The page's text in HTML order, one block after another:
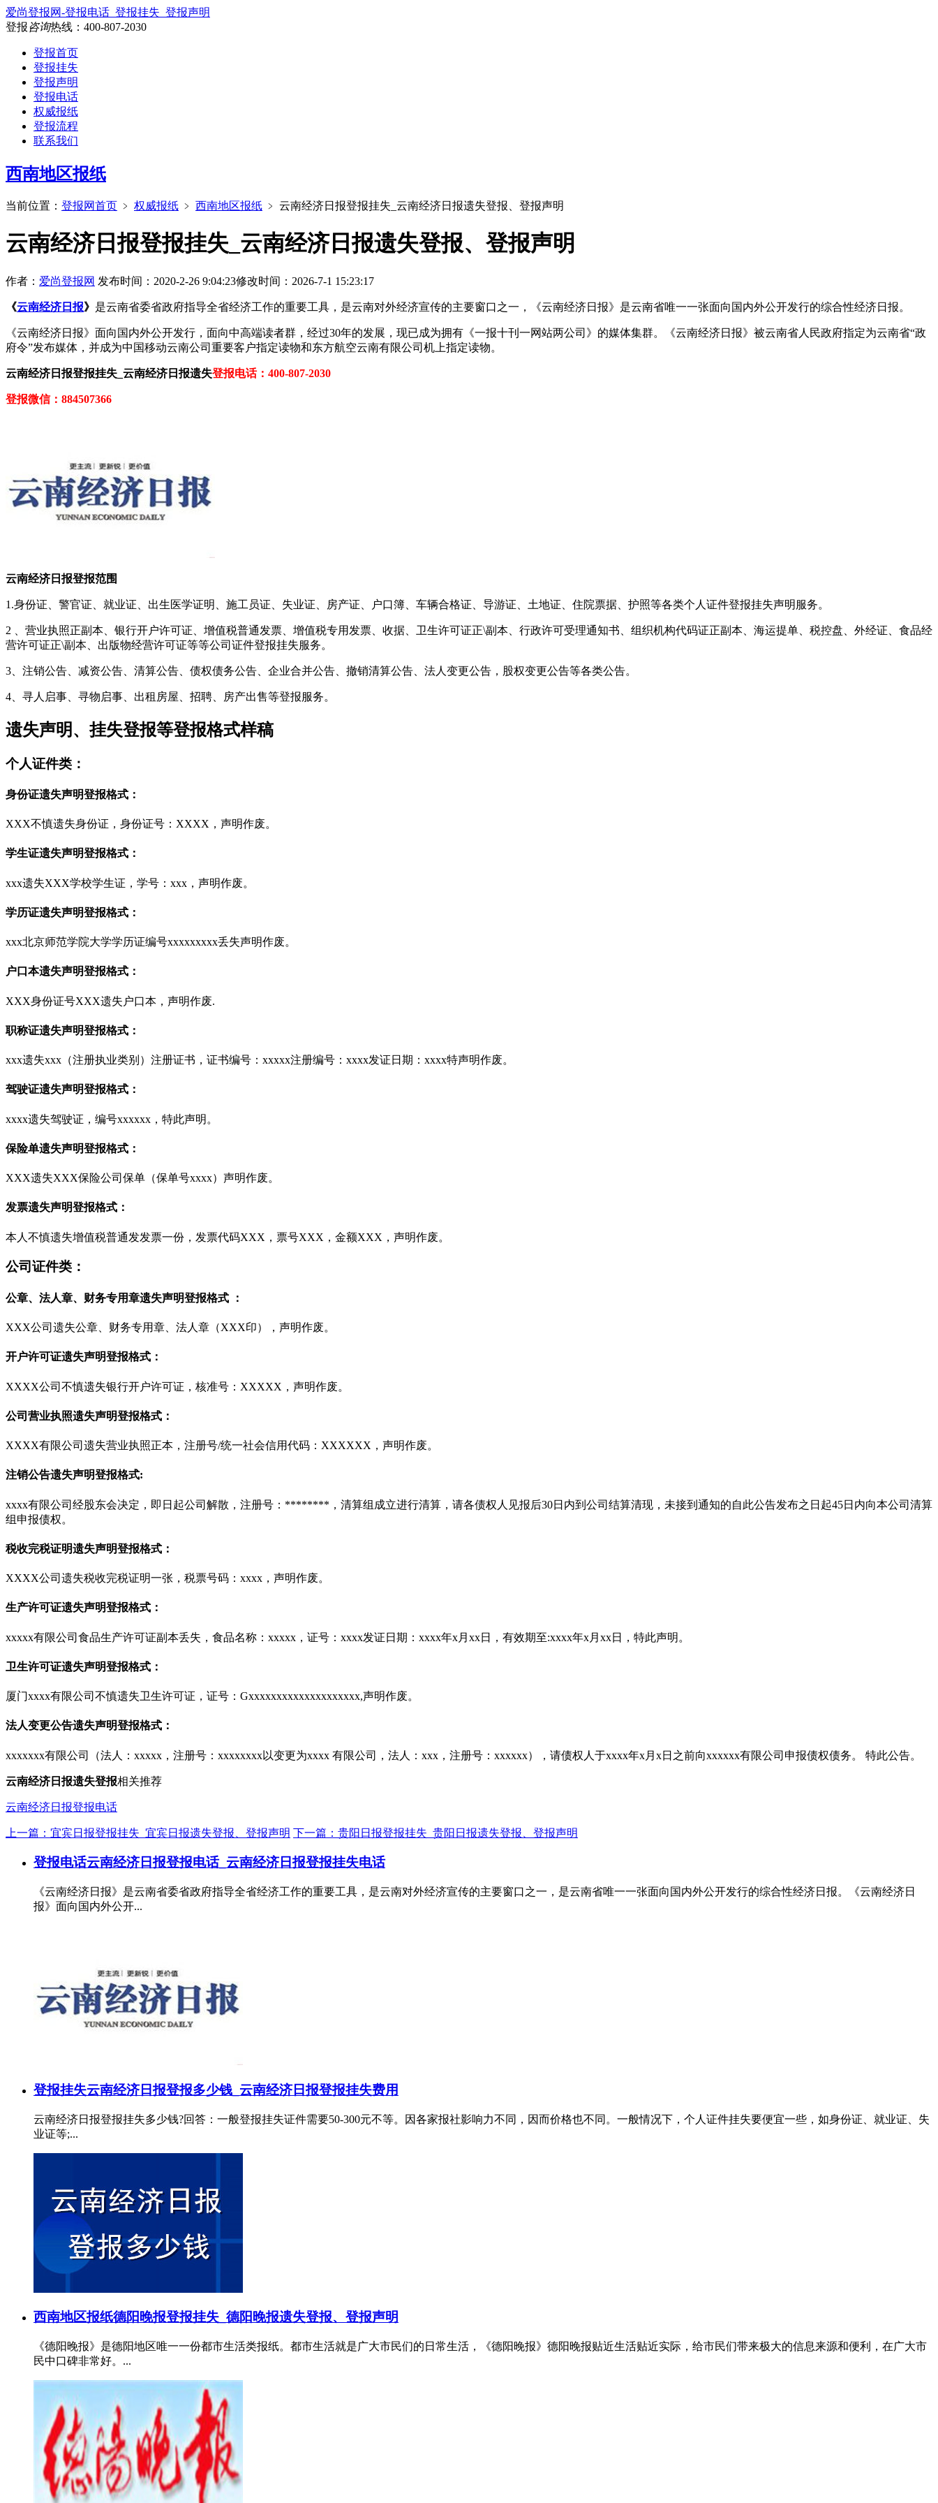
爱尚登报网-登报电话_登报挂失_登报声明
登报咨询热线： 400-807-2030
登报首页
登报挂失
登报声明
登报电话
权威报纸
登报流程
联系我们
西南地区报纸
当前位置： 登报网首页 ﹥ 权威报纸 ﹥ 西南地区报纸 ﹥ 云南经济日报登报挂失_云南经济日报遗失登报、登报声明
云南经济日报登报挂失_云南经济日报遗失登报、登报声明
作者： 爱尚登报网 发布时间：2020-2-26 9:04:23修改时间：2026-7-1 15:23:17
《云南经济日报》 是云南省委省政府指导全省经济工作的重要工具，是云南对外经济宣传的主要窗口之一，《云南经济日报》是云南省唯一一张面向国内外公开发行的综合性经济日报。
《云南经济日报》面向国内外公开发行，面向中高端读者群，经过30年的发展，现已成为拥有《一报十刊一网站两公司》的媒体集群。《云南经济日报》被云南省人民政府指定为云南省“政
府令”发布媒体，并成为中国移动云南公司重要客户指定读物和东方航空云南有限公司机上指定读物。
云南经济日报登报挂失_云南经济日报遗失登报电话：400-807-2030
登报微信：884507366
云南经济日报登报范围
1.身份证、警官证、就业证、出生医学证明、施工员证、失业证、房产证、户口簿、车辆合格证、导游证、土地证、住院票据、护照等各类个人证件登报挂失声明服务。
2 、营业执照正副本、银行开户许可证、增值税普通发票、增值税专用发票、收据、卫生许可证正\副本、行政许可受理通知书、组织机构代码证正副本、海运提单、税控盘、外经证、食品经
营许可证正\副本、出版物经营许可证等等公司证件登报挂失服务。
3、注销公告、减资公告、清算公告、债权债务公告、企业合并公告、撤销清算公告、法人变更公告，股权变更公告等各类公告。
4、寻人启事、寻物启事、出租房屋、招聘、房产出售等登报服务。
遗失声明、挂失登报等登报格式样稿
个人证件类：
身份证遗失声明登报格式：
XXX不慎遗失身份证，身份证号：XXXX，声明作废。
学生证遗失声明登报格式：
xxx遗失XXX学校学生证，学号：xxx，声明作废。
学历证遗失声明登报格式：
xxx北京师范学院大学学历证编号xxxxxxxxx丢失声明作废。
户口本遗失声明登报格式：
XXX身份证号XXX遗失户口本，声明作废.
职称证遗失声明登报格式：
xxx遗失xxx（注册执业类别）注册证书，证书编号：xxxxx注册编号：xxxx发证日期：xxxx特声明作废。
驾驶证遗失声明登报格式：
xxxx遗失驾驶证，编号xxxxxx，特此声明。
保险单遗失声明登报格式：
XXX遗失XXX保险公司保单（保单号xxxx）声明作废。
发票遗失声明登报格式：
本人不慎遗失增值税普通发发票一份，发票代码XXX，票号XXX，金额XXX，声明作废。
公司证件类：
公章、法人章、财务专用章遗失声明登报格式 ：
XXX公司遗失公章、财务专用章、法人章（XXX印），声明作废。
开户许可证遗失声明登报格式：
XXXX公司不慎遗失银行开户许可证，核准号：XXXXX，声明作废。
公司营业执照遗失声明登报格式：
XXXX有限公司遗失营业执照正本，注册号/统一社会信用代码：XXXXXX，声明作废。
注销公告遗失声明登报格式:
xxxx有限公司经股东会决定，即日起公司解散，注册号：********，清算组成立进行清算，请各债权人见报后30日内到公司结算清现，未接到通知的自此公告发布之日起45日内向本公司清算
组申报债权。
税收完税证明遗失声明登报格式：
XXXX公司遗失税收完税证明一张，税票号码：xxxx，声明作废。
生产许可证遗失声明登报格式：
xxxxx有限公司食品生产许可证副本丢失，食品名称：xxxxx，证号：xxxx发证日期：xxxx年x月xx日，有效期至:xxxx年x月xx日，特此声明。
卫生许可证遗失声明登报格式：
厦门xxxx有限公司不慎遗失卫生许可证，证号：Gxxxxxxxxxxxxxxxxxxxx,声明作废。
法人变更公告遗失声明登报格式：
xxxxxxx有限公司（法人：xxxxx，注册号：xxxxxxxx以变更为xxxx 有限公司，法人：xxx，注册号：xxxxxx），请债权人于xxxx年x月x日之前向xxxxxx有限公司申报债权债务。 特此公告。
云南经济日报遗失登报相关推荐
云南经济日报登报电话
上一篇：宜宾日报登报挂失_宜宾日报遗失登报、登报声明 下一篇：贵阳日报登报挂失_贵阳日报遗失登报、登报声明
登报电话云南经济日报登报电话_云南经济日报登报挂失电话
《云南经济日报》是云南省委省政府指导全省经济工作的重要工具，是云南对外经济宣传的主要窗口之一，是云南省唯一一张面向国内外公开发行的综合性经济日报。《云南经济日
报》面向国内外公开...
登报挂失云南经济日报登报多少钱_云南经济日报登报挂失费用
云南经济日报登报挂失多少钱?回答：一般登报挂失证件需要50-300元不等。因各家报社影响力不同，因而价格也不同。一般情况下，个人证件挂失要便宜一些，如身份证、就业证、失
业证等;...
西南地区报纸德阳晚报登报挂失_德阳晚报遗失登报、登报声明
《德阳晚报》是德阳地区唯一一份都市生活类报纸。都市生活就是广大市民们的日常生活，《德阳晚报》德阳晚报贴近生活贴近实际，给市民们带来极大的信息来源和便利，在广大市
民中口碑非常好。...